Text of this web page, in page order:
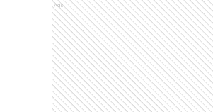
Ads